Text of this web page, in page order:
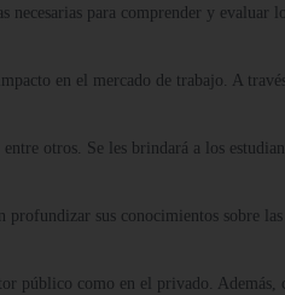
necesarias para comprender y evaluar
en el mercado de trabajo. A
otros. Se les brindará a los
sus conocimientos sobre
público como en el privado. Además,